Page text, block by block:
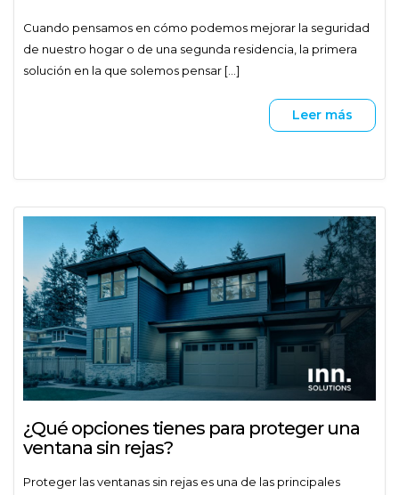
Cuando pensamos en cómo podemos mejorar la seguridad
de nuestro hogar o de una segunda residencia, la primera
solución en la que solemos pensar [...]
Leer más
¿Qué opciones tienes para proteger una
ventana sin rejas?
Proteger las ventanas sin rejas es una de las principales